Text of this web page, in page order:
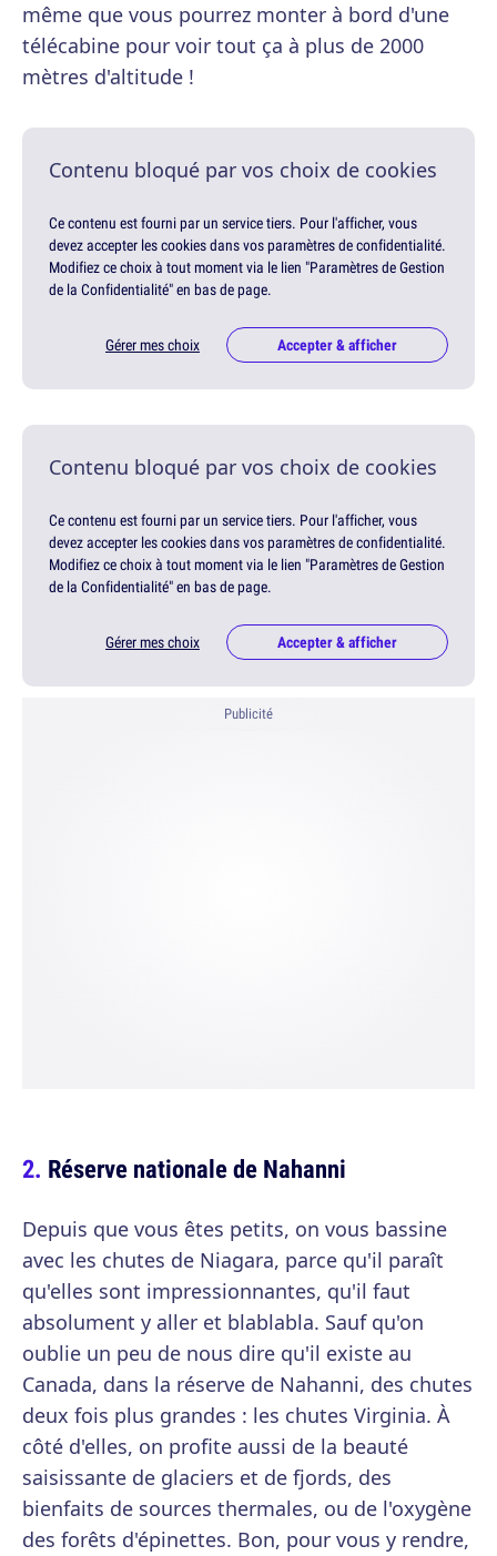
même que vous pourrez monter à bord d'une
télécabine pour voir tout ça à plus de 2000
mètres d'altitude !
Contenu bloqué par vos choix de cookies
Ce contenu est fourni par un service tiers. Pour l'afficher, vous
devez accepter les cookies dans vos paramètres de confidentialité.
Modifiez ce choix à tout moment via le lien "Paramètres de Gestion
de la Confidentialité" en bas de page.
Gérer mes choix Accepter & afficher
Contenu bloqué par vos choix de cookies
Ce contenu est fourni par un service tiers. Pour l'afficher, vous
devez accepter les cookies dans vos paramètres de confidentialité.
Modifiez ce choix à tout moment via le lien "Paramètres de Gestion
de la Confidentialité" en bas de page.
Gérer mes choix Accepter & afficher
Publicité
Réserve nationale de Nahanni
Depuis que vous êtes petits, on vous bassine
avec les chutes de Niagara, parce qu'il paraît
qu'elles sont impressionnantes, qu'il faut
absolument y aller et blablabla. Sauf qu'on
oublie un peu de nous dire qu'il existe au
Canada, dans la réserve de Nahanni, des chutes
deux fois plus grandes : les chutes Virginia. À
côté d'elles, on profite aussi de la beauté
saisissante de glaciers et de fjords, des
bienfaits de sources thermales, ou de l'oxygène
des forêts d'épinettes. Bon, pour vous y rendre,